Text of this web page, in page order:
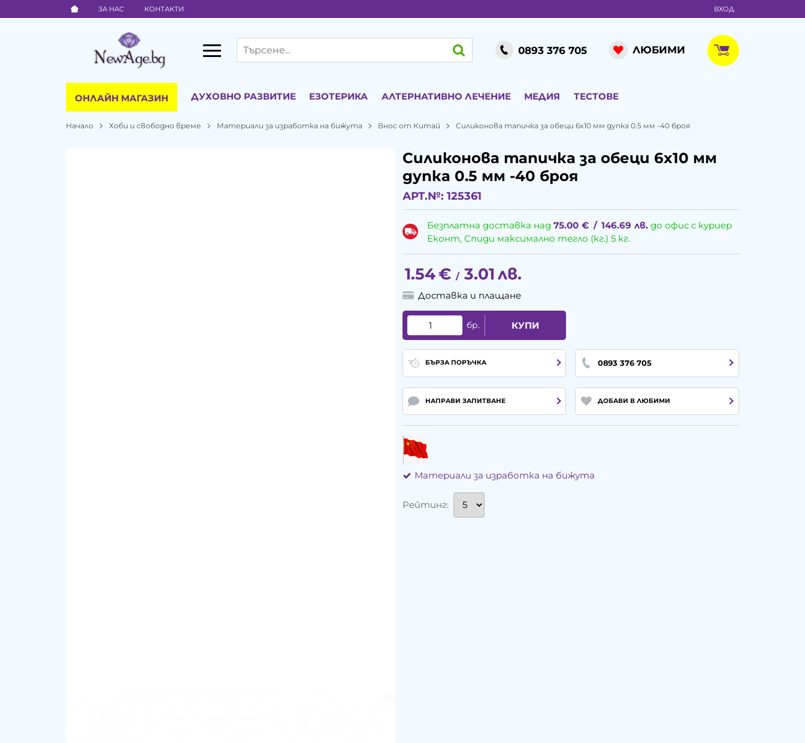
ЗА НАС КОНТАКТИ ВХОД
0893 376 705 ЛЮБИМИ
ОНЛАЙН МАГАЗИН ДУХОВНО РАЗВИТИЕ ЕЗОТЕРИКА АЛТЕРНАТИВНО ЛЕЧЕНИЕ МЕДИЯ ТЕСТОВЕ
Начало Хоби и свободно време Материали за изработка на бижута Внос от Китай Силиконова тапичка за обеци 6x10 мм дупка 0.5 мм -40 броя
Силиконова тапичка за обеци 6x10 мм
дупка 0.5 мм -40 броя
АРТ.№: 125361
Безплатна доставка над75.00 € / 146.69 лв. до офис с куриер
Еконт, Спиди максимално тегло (кг.) 5 кг.
1.54€ / 3.01 лв.
Доставка и плащане
бр. КУПИ
БЪРЗА ПОРЪЧКА 0893 376 705
НАПРАВИ ЗАПИТВАНЕ ДОБАВИ В ЛЮБИМИ
Материали за изработка на бижута
Рейтинг: